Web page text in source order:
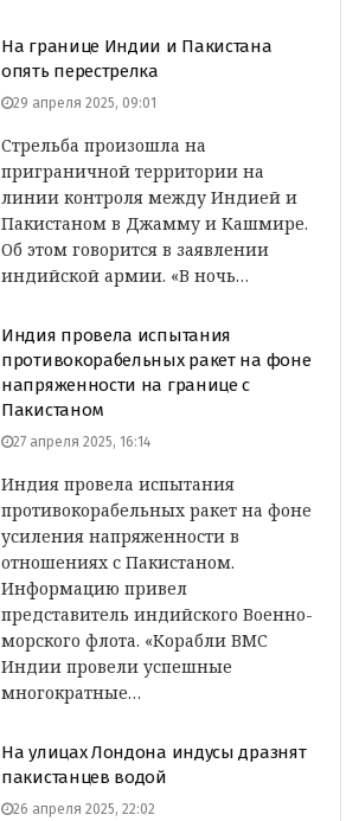
На границе Индии и Пакистана
опять перестрелка
29 апреля 2025, 09:01
Стрельба произошла на
приграничной территории на
линии контроля между Индией и
Пакистаном в Джамму и Кашмире.
Об этом говорится в заявлении
индийской армии. «В ночь…
Индия провела испытания
противокорабельных ракет на фоне
напряженности на границе с
Пакистаном
27 апреля 2025, 16:14
Индия провела испытания
противокорабельных ракет на фоне
усиления напряженности в
отношениях с Пакистаном.
Информацию привел
представитель индийского Военно-
морского флота. «Корабли ВМС
Индии провели успешные
многократные…
На улицах Лондона индусы дразнят
пакистанцев водой
26 апреля 2025, 22:02